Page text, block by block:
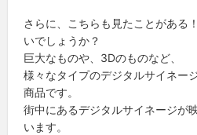
さらに、こちらも見たことがある
いでしょうか？
巨大なものや、3Dのものなど、
様々なタイプのデジタルサイネー
商品です。
街中にあるデジタルサイネージが
います。